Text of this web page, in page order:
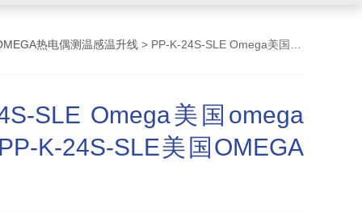
热电偶测温感温升线 > PP-K-24S-SLE Omega美国omega感温线PP-K-24S-SLE美国OMEGA热电偶
SLE Omega美国omega
K-24S-SLE美国OMEGA